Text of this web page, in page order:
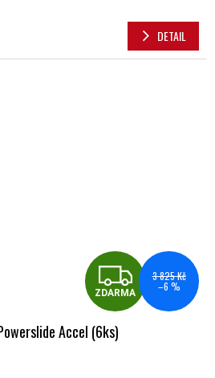
DETAIL
ZDARMA
3 825 Kč
–6 %
Accel (6ks)